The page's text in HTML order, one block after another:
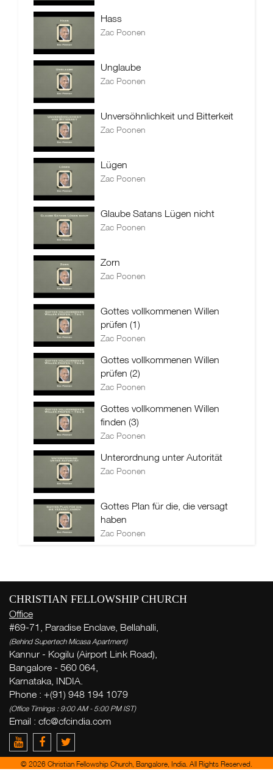
Hass
Zac Poonen
Unglaube
Zac Poonen
Unversöhnlichkeit und Bitterkeit
Zac Poonen
Lügen
Zac Poonen
Glaube Satans Lügen nicht
Zac Poonen
Zorn
Zac Poonen
Gottes vollkommenen Willen
prüfen (1)
Zac Poonen
Gottes vollkommenen Willen
prüfen (2)
Zac Poonen
Gottes vollkommenen Willen
finden (3)
Zac Poonen
Unterordnung unter Autorität
Zac Poonen
Gottes Plan für die, die versagt
haben
Zac Poonen
CHRISTIAN FELLOWSHIP CHURCH
Office
#69-71, Paradise Enclave, Bellahalli,
(Behind Supertech Micasa Apartment)
Kannur - Kogilu (Airport Link Road),
Bangalore - 560 064,
Karnataka, INDIA.
Phone : +(91) 948 194 1079
(Office Timings : 9:00 AM - 5:00 PM IST)
Email : cfc@cfcindia.com
© 2026 Christian Fellowship Church, Bangalore, India. All Rights Reserved.